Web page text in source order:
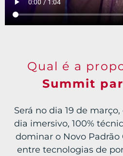
Qual é a
Summit
Será no dia 19 de
dia imersivo, 100%
dominar o Novo Padrão
entre tecnologias de